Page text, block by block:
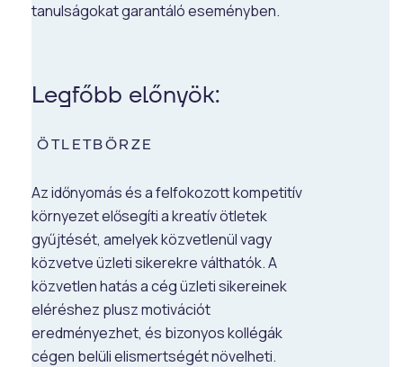
tanulságokat garantáló eseményben.
Legfőbb előnyök:
ÖTLETBÖRZE
Az időnyomás és a felfokozott kompetitív
környezet elősegíti a kreatív ötletek
gyűjtését, amelyek közvetlenül vagy
közvetve üzleti sikerekre válthatók. A
közvetlen hatás a cég üzleti sikereinek
eléréshez plusz motivációt
eredményezhet, és bizonyos kollégák
cégen belüli elismertségét növelheti.